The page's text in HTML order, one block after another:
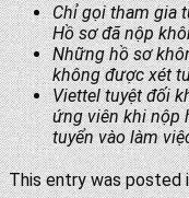
Chỉ gọi tham gia
Hồ sơ đã nộp
Những hồ sơ
không được xét
Viettel tuyệt đối
ứng viên khi nộp
tuyển vào làm
This entry was posted